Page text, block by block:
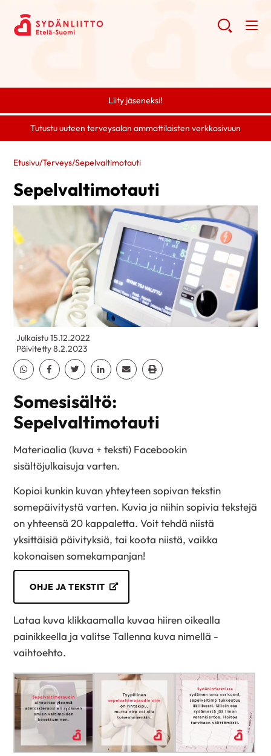
Liity jäseneksi!
Tutustu uuteen terveysalan ammattilaisten verkkosivuun
Etusivu/Terveys/Sepelvaltimotauti
Sepelvaltimotauti
Julkaistu 15.12.2022
Päivitetty 8.2.2023
Jaa Whatsapp
Jaa Facebook
Jaa TwitterJaa Linkedin
Jaa EmailJaa Print
Somesisältö:
Sepelvaltimotauti
Materiaalia (kuva + teksti) Facebookin
sisältöjulkaisuja varten.
Kopioi kunkin kuvan yhteyteen sopivan tekstin
somepäivitystä varten. Kuvia ja niihin sopivia tekstejä
on yhteensä 20 kappaletta. Voit tehdä niistä
yksittäisiä päivityksiä, tai koota niistä, vaikka
kokonaisen somekampanjan!
OHJE JA TEKSTIT
Lataa kuva klikkaamalla kuvaa hiiren oikealla
painikkeella ja valitse Tallenna kuva nimellä -
vaihtoehto.